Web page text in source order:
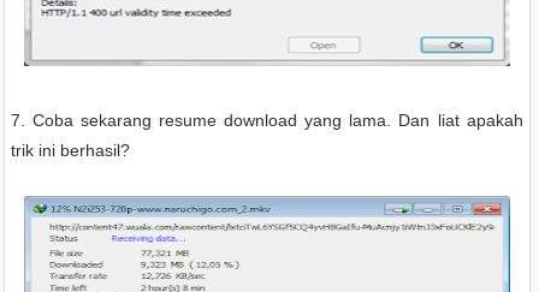
7. Coba sekarang resume download yang lama. Dan liat apakah
trik ini berhasil?